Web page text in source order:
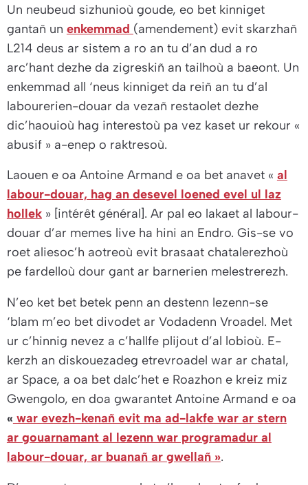
Un neubeud sizhunioù goude, eo bet kinniget
gantañ un enkemmad (amendement) evit skarzhañ
L214 deus ar sistem a ro an tu d’an dud a ro
arc’hant dezhe da zigreskiñ an tailhoù a baeont. Un
enkemmad all ‘neus kinniget da reiñ an tu d’al
labourerien-douar da vezañ restaolet dezhe
dic’haouioù hag interestoù pa vez kaset ur rekour «
abusif » a-enep o raktresoù.
Laouen e oa Antoine Armand e oa bet anavet « al
labour-douar, hag an desevel loened evel ul laz
hollek»[intérêt général]. Ar pal eo lakaet al labour-
douar d’ar memes live ha hini an Endro. Gis-se vo
roet aliesoc’h aotreoù evit brasaat chatalerezhoù
pe fardelloù dour gant ar barnerien melestrerezh.
N’eo ket bet betek penn an destenn lezenn-se
‘blam m’eo bet divodet ar Vodadenn Vroadel. Met
ur c’hinnig nevez a c’hallfe plijout d’al lobioù. E-
kerzh an diskouezadeg etrevroadel war ar chatal,
ar Space, a oa bet dalc’het e Roazhon e kreiz miz
Gwengolo, en doa gwarantet Antoine Armand e oa
« war evezh-kenañ evit ma ad-lakfe war ar stern
ar gouarnamant al lezenn war programadur al
labour-douar, ar buanañ ar gwellañ ».